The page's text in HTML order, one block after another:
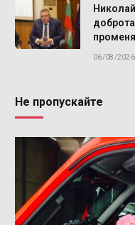
06/08/2026
Не пропускайте